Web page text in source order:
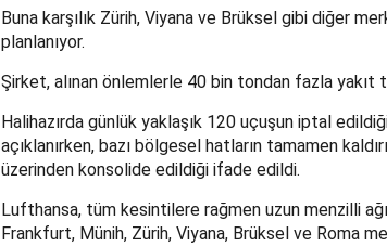
Buna karşılık Zürih, Viyana ve Brüksel gibi diğer
planlanıyor.
Şirket, alınan önlemlerle 40 bin tondan fazla yakıt
Halihazırda günlük yaklaşık 120 uçuşun iptal
açıklanırken, bazı bölgesel hatların tamamen
üzerinden konsolide edildiği ifade edildi.
Lufthansa, tüm kesintilere rağmen uzun menzilli
Frankfurt, Münih, Zürih, Viyana, Brüksel ve Roma